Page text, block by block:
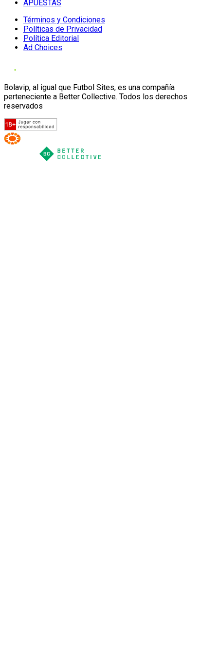
APUESTAS
Términos y Condiciones
Políticas de Privacidad
Política Editorial
Ad Choices
Bolavip, al igual que Futbol Sites, es una compañía
perteneciente a Better Collective. Todos los derechos
reservados